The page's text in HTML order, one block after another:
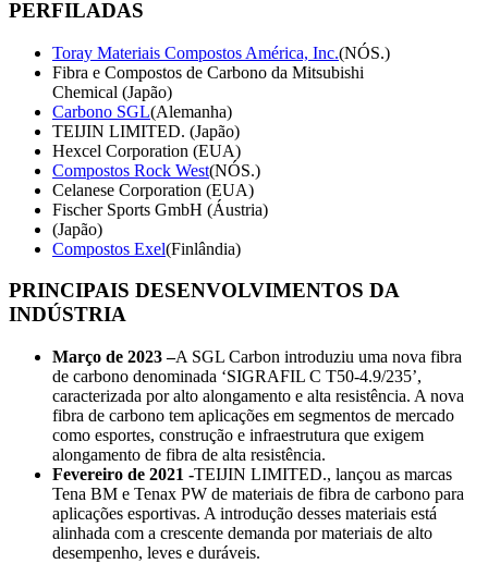
PERFILADAS
Toray Materiais Compostos América, Inc.(NÓS.)
Fibra e Compostos de Carbono da Mitsubishi
Chemical (Japão)
Carbono SGL(Alemanha)
TEIJIN LIMITED. (Japão)
Hexcel Corporation (EUA)
Compostos Rock West(NÓS.)
Celanese Corporation (EUA)
Fischer Sports GmbH (Áustria)
(Japão)
Compostos Exel(Finlândia)
PRINCIPAIS DESENVOLVIMENTOS DA
INDÚSTRIA
Março de 2023 –A SGL Carbon introduziu uma nova fibra
de carbono denominada ‘SIGRAFIL C T50-4.9/235’,
caracterizada por alto alongamento e alta resistência. A nova
fibra de carbono tem aplicações em segmentos de mercado
como esportes, construção e infraestrutura que exigem
alongamento de fibra de alta resistência.
Fevereiro de 2021 -TEIJIN LIMITED., lançou as marcas
Tena BM e Tenax PW de materiais de fibra de carbono para
aplicações esportivas. A introdução desses materiais está
alinhada com a crescente demanda por materiais de alto
desempenho, leves e duráveis.